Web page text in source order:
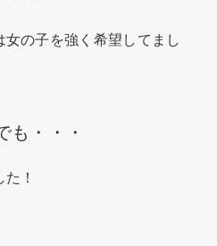
の子を強く希望してまし
も・・・
！